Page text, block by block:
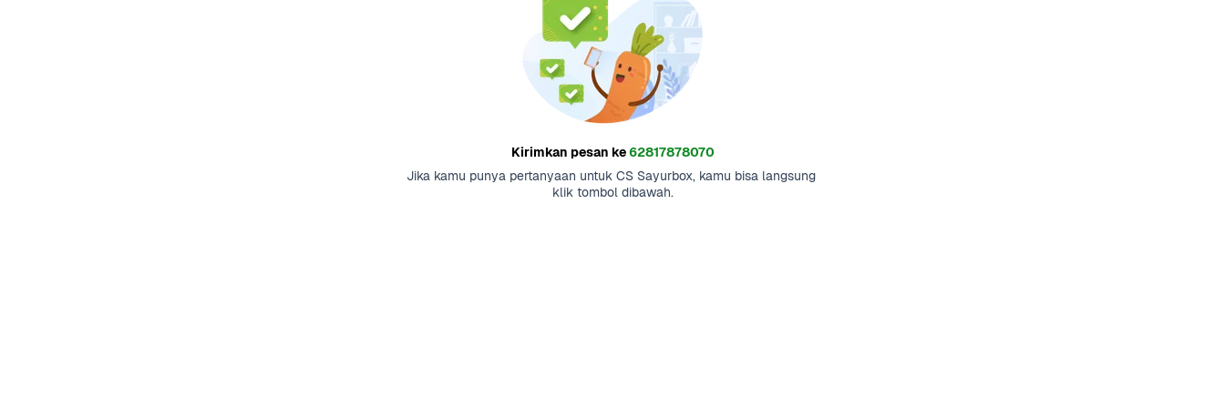
Kirimkan pesan ke62817878070
Jika kamu punya pertanyaan untuk CS Sayurbox, kamu bisa langsung
klik tombol dibawah.